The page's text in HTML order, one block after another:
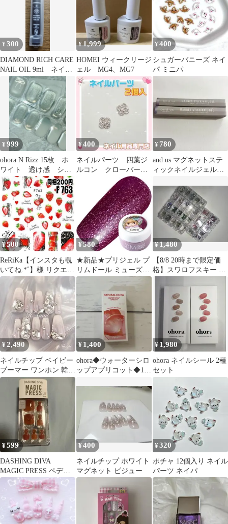
¥300
DIAMOND RICH CARE
NAIL OIL 9ml ネイル
オイル
¥1,999
HOMEI ウィークリージ
ェル MG4、MG7
¥400
シュガーバニーズ ネイ
パ ミニパ
¥999
ohora N Rizz 15枚 ホ
ワイト 透け感 シル
バーマグネット
¥400
ネイルパーツ 四葉ジ
ルコン クローバー
メタルシルバー ビジ
¥ 780
and us マグネットステ
ィックネイルジェル
¥500
ReRiKa【インスタも覗
いてね.*˚】様 リクエス
ト 2点 まとめ商品
¥580
★新品★プリジェル プ
リムドール ミューズ
GB941アンティークア
¥1,480
【8/8 20時まで限定価
格】スワロフスキー 3
入品
¥2,490
ネイルチップ ベイビー
ブーマー ワンホン 韓国
乳白色 ピンク ちゅるん
¥ 1,400
ohora◆ウォーターシロ
ップアプリコット◆1回
¥ 1,980
ohora ネイルシール 2種
セット
¥599
DASHING DIVA
MAGIC PRESS ペディ
キュア
¥400
ネイルチップ ホワイト
マグネット ビジュー
¥320
ポチャ 12個入り ネイル
パーツ ネイパ